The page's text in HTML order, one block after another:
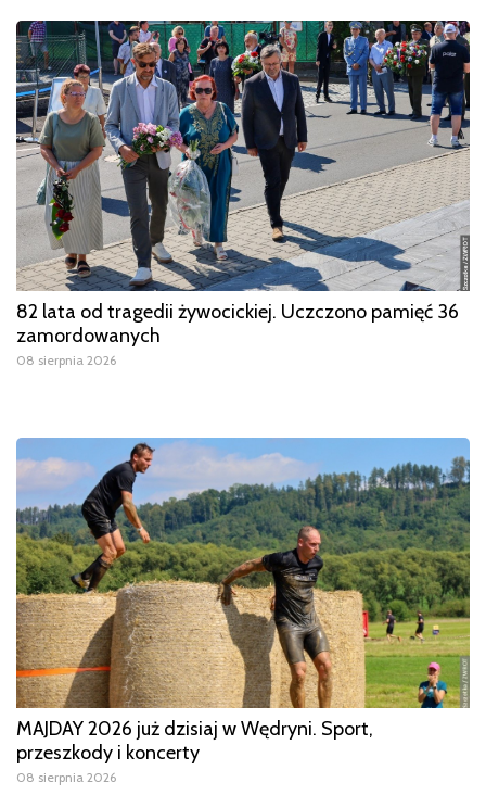
82 lata od tragedii żywocickiej. Uczczono pamięć 36
zamordowanych
08 sierpnia 2026
MAJDAY 2026 już dzisiaj w Wędryni. Sport,
przeszkody i koncerty
08 sierpnia 2026